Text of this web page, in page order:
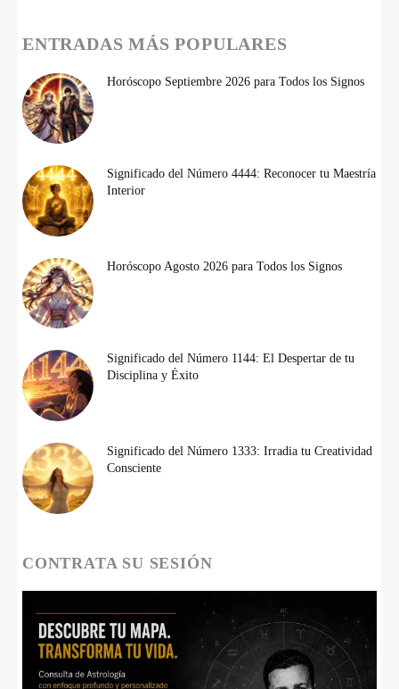
ENTRADAS MÁS POPULARES
Horóscopo Septiembre 2026 para Todos los Signos
Significado del Número 4444: Reconocer tu Maestría
Interior
Horóscopo Agosto 2026 para Todos los Signos
Significado del Número 1144: El Despertar de tu
Disciplina y Éxito
Significado del Número 1333: Irradia tu Creatividad
Consciente
CONTRATA SU SESIÓN